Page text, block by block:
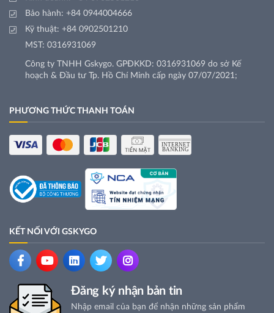
Bảo hành: +84 0944004666
Kỹ thuật: +84 0902501210
MST: 0316931069
Công ty TNHH Gskygo. GPĐKKD: 0316931069 do sở Kế
hoạch & Đầu tư Tp. Hồ Chí Minh cấp ngày 07/07/2021;
PHƯƠNG THỨC THANH TOÁN
KẾT NỐI VỚI GSKYGO
Đăng ký nhận bản tin
Nhập email của bạn để nhận những sản phẩm